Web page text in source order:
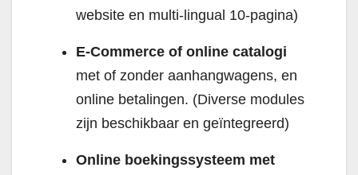
website en multi-lingual 10-pagina)
E-Commerce of online catalogi
met of zonder aanhangwagens, en
online betalingen. (Diverse modules
zijn beschikbaar en geïntegreerd)
Online boekingssysteem met